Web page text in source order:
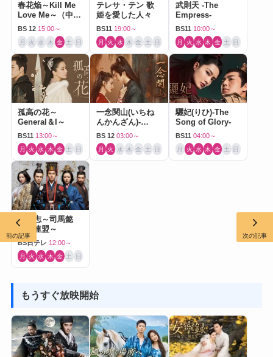
春花焔～Kill Me
Love Me～（中国
ドラマ）
BS 12 15:00～
月 火 水 木 金 土 日
テレサ・テン 歌
姫を愛した人々
BS11 19:00～
月 火 水 木 金 土 日
武則天 -The
Empress-
BS11 10:00～
月 火 水 木 金 土 日
孤高の花～
General＆I～
BS11 13:00～
月 火 水 木 金 土 日
一念関山(いちね
んかんざん)-
Journey to Love-
BS 12 03:00～
月 火 水 木 金 土 日
驪妃(りひ)-The
Song of Glory-
BS11 04:00～
月 火 水 木 金 土 日
三国志～司馬懿
軍師連盟～
BS日テレ 12:00～
月 火 水 木 金 土 日
もうすぐ放映開始
前の記事 次の記事